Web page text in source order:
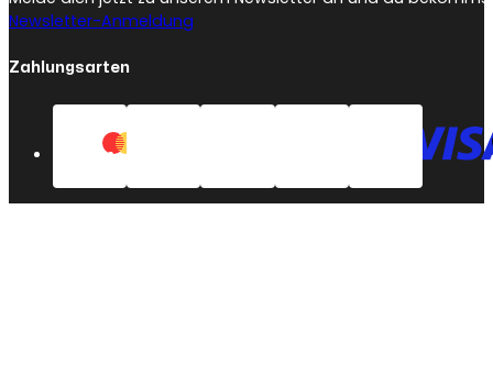
Newsletter-Anmeldung
Zahlungsarten